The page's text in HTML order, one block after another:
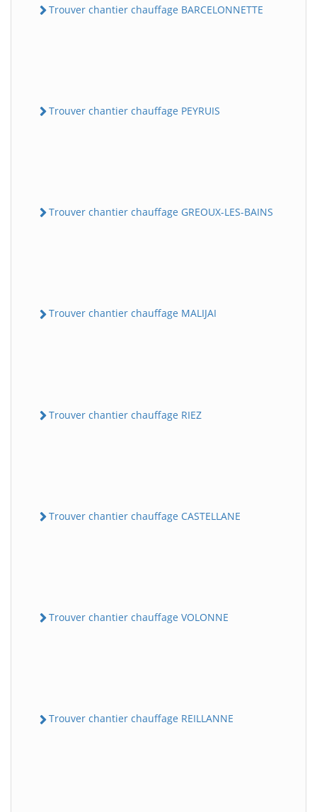
Trouver chantier chauffage BARCELONNETTE
Trouver chantier chauffage PEYRUIS
Trouver chantier chauffage GREOUX-LES-BAINS
Trouver chantier chauffage MALIJAI
Trouver chantier chauffage RIEZ
Trouver chantier chauffage CASTELLANE
Trouver chantier chauffage VOLONNE
Trouver chantier chauffage REILLANNE